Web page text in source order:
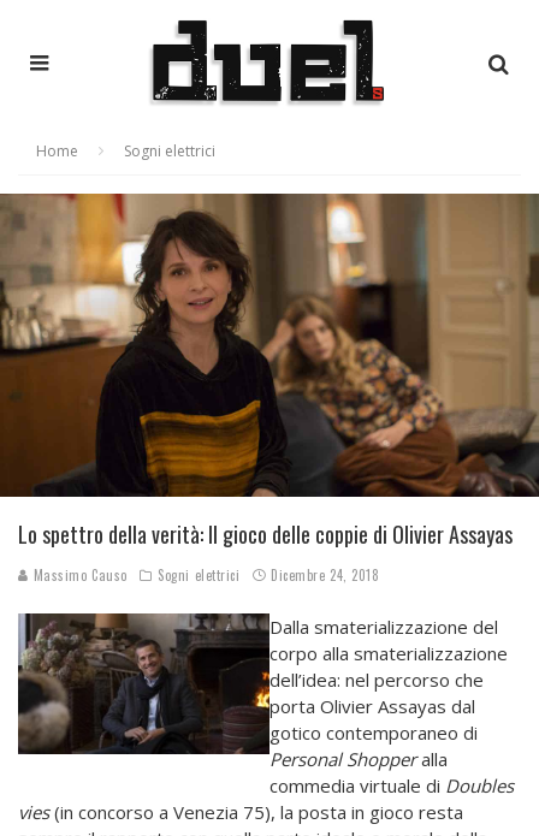
Home Sogni elettrici
Lo spettro della verità: Il gioco delle coppie di Olivier Assayas
Massimo Causo Sogni elettrici Dicembre 24, 2018
Dalla smaterializzazione del
corpo alla smaterializzazione
dell’idea: nel percorso che
porta Olivier Assayas dal
gotico contemporaneo di
Personal Shopperalla
commedia virtuale di Doubles
vies(in concorso a Venezia 75), la posta in gioco resta